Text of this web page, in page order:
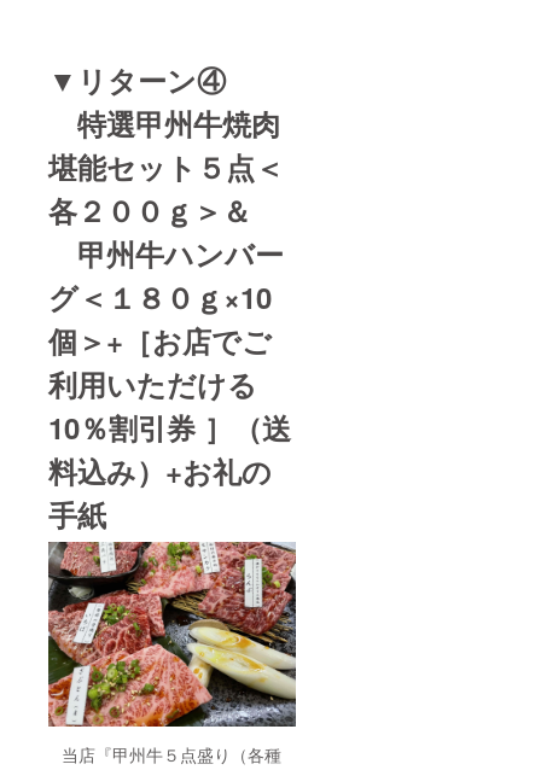
▼リターン④
特選甲州牛焼肉
堪能セット５点＜
各２００ｇ＞＆
甲州牛ハンバー
グ＜１８０ｇ×10
個＞+［お店でご
利用いただける
10％割引券 ］（送
料込み）+お礼の
手紙
当店『甲州牛５点盛り（各種